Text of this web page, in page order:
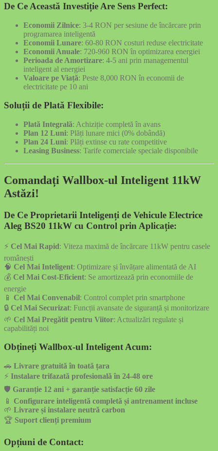
De Ce Această Investiție Are Sens Perfect:
Economii Zilnice: 3-4 RON per sesiune de încărcare prin
programarea inteligentă
Economii Lunare: 60-80 RON costuri reduse electricitate
Economii Anuale: 720-960 RON în optimizarea energiei
Perioada de Amortizare: 4-5 ani prin managementul
inteligent al energiei
Valoare pe Viață: Peste 8,000 RON în economii de
electricitate pe 10 ani
Soluții de Plată Flexibile:
Plată Integrală: Achiziție completă în avans
Plan 12 Luni: Plăți lunare mici (0% dobândă)
Plan 24 Luni: Plăți extinse cu rate competitive
Leasing Business: Tarife comerciale speciale disponibile
Comandați Wallbox-ul Inteligent 11kW
Astăzi!
De Ce Proprietarii Inteligenți de Vehicule Electrice
Aleg BS20 11kW cu Control prin Aplicație:
⚡ Cel Mai Rapid: Viteza maximă de încărcare 11kW pentru casele
românești
🧠 Cel Mai Inteligent: Optimizare și învățare alimentată de AI
💰 Cel Mai Cost-Eficient: Se amortizează prin economiile de
energie
📱 Cel Mai Convenabil: Control complet prin smartphone
🔒 Cel Mai Securizat: Funcții avansate de siguranță și monitorizare
🌱 Cel Mai Pregătit pentru Viitor: Actualizări regulate și
capabilități noi
Obțineți Wallbox-ul Inteligent Acum:
🚗 Livrare gratuită în toată țara
⚡ Instalare trifazată profesională în 24-48 ore
🛡️ Garanție 12 ani + garanție satisfacție 60 zile
📱 Configurare inteligentă completă și antrenament incluse
🌱 Livrare și instalare neutră carbon
🏆 Suport clienți premium
Opțiuni de Contact: